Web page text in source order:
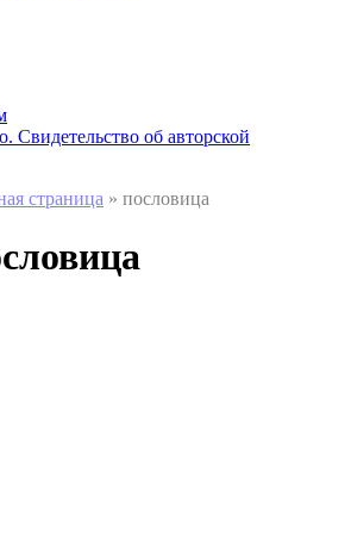
Свидетельство об авторской
страница » пословица